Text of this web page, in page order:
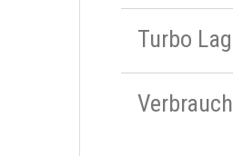
Turbo Lag
Verbrauch